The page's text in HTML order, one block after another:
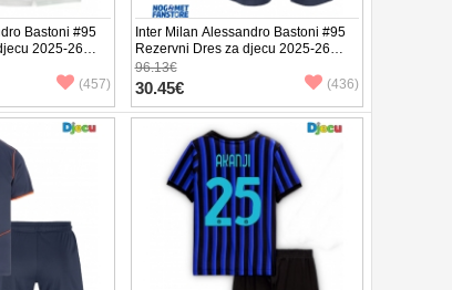
Bastoni #95
2025-26
hlače)
(457)
Inter Milan Alessandro Bastoni #95
Rezervni Dres za djecu 2025-26
Kratak Rukav (+ Kratke hlače)
96.13€
30.45€ (436)